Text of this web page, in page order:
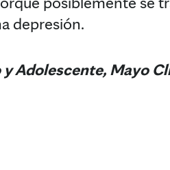
depresión.
Adolescente, Mayo